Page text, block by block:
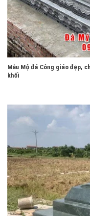
Mẫu Mộ đá Công giáo đẹp,
khối